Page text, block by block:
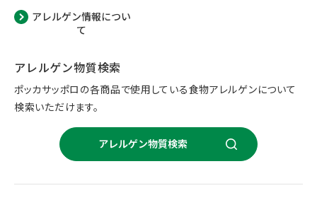
アレルゲン情報につい
て
アレルゲン物質検索
ポッカサッポロの各商品で使用している食物アレルゲンについて
検索いただけます。
アレルゲン物質検索